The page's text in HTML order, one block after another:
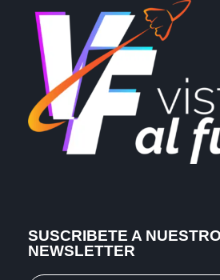
SUSCRIBETE A NUESTRO
NEWSLETTER